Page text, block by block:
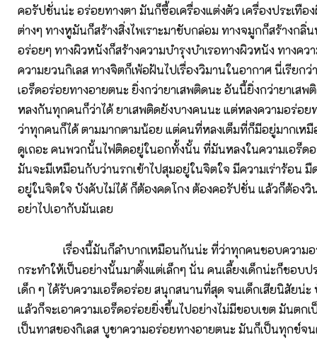
คอรัปชั่นน่ะ อร่อยทางตา มันก็ซื้อเครื่องแต่งตัว เครื่องประเทือง
ต่างๆ ทางหูมันก็สร้างสิ่งไพเราะมาขับกล่อม ทางจมูกก็สร้างกลิ่
อร่อยๆ ทางผิวหนังก็สร้างความบำรุงบำเรอทางผิวหนัง ทางคว
ความยวนกิเลส ทางจิตก็เพ้อฝันไปเรื่องวิมานในอากาศ นี่เรียกว่
เอร็ดอร่อยทางอายตนะ ยิ่งกว่ายาเสพติดนะ อันนี้ยิ่งกว่ายาเสพ
หลงกันทุกคนก็ว่าได้ ยาเสพติดยังบางคนนะ แต่หลงความอร่อย
ว่าทุกคนก็ได้ ตามมากตามน้อย แต่คนที่หลงเต็มที่ก็มีอยู่มากเห
ดูเถอะ คนพวกนั้นไฟติดอยู่ในอกทั้งนั้น ที่มันหลงในความเอร็ด
มันจะมีเหมือนกับว่านรกเข้าไปสุมอยู่ในจิตใจ มีความเร่าร้อน มื
อยู่ในจิตใจ บังคับไม่ได้ ก็ต้องคดโกง ต้องคอรัปชั่น แล้วก็ต้องวิ
อย่าไปเอากับมันเลย
เรื่องนี้มันก็ลำบากเหมือนกันน่ะ ที่ว่าทุกคนชอบความอร่
กระทำให้เป็นอย่างนั้นมาตั้งแต่เล็กๆ นั่น คนเลี้ยงเด็กน่ะก็ชอบ
เด็ก ๆ ได้รับความเอร็ดอร่อย สนุกสนานที่สุด จนเด็กเสียนิสัยน่ะ
แล้วก็จะเอาความเอร็ดอร่อยยิ่งขึ้นไปอย่างไม่มีขอบเขต มันตกเ
เป็นทาสของกิเลส บูชาความอร่อยทางอายตนะ มันก็เป็นทุกข์จ